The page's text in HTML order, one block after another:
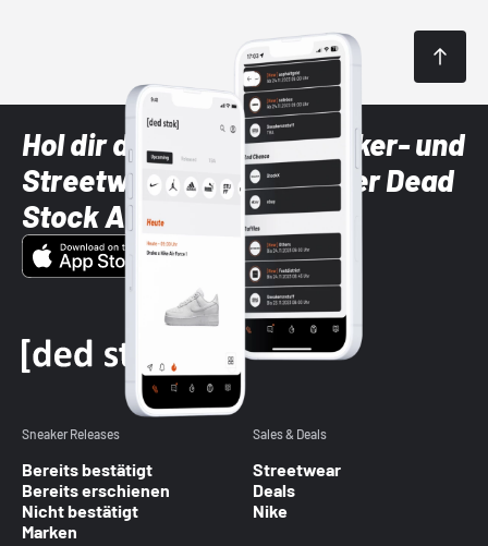
Hol dir die neuesten Sneaker- und
Streetwear-Brands mit der Dead
Stock App
Sneaker Releases
Bereits bestätigt
Bereits erschienen
Nicht bestätigt
Marken
Sales & Deals
Streetwear
Deals
Nike